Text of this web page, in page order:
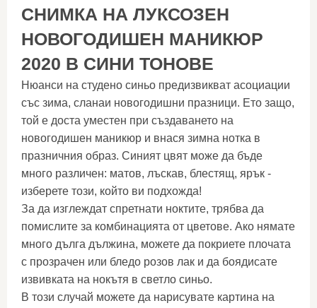
СНИМКА НА ЛУКСОЗЕН
НОВОГОДИШЕН МАНИКЮР
2020 В СИНИ ТОНОВЕ
Нюанси на студено синьо предизвикват асоциации
със зима, сланаи новогодишни празници. Ето защо,
той е доста уместен при създаването на
новогодишен маникюр и внася зимна нотка в
празничния образ. Синият цвят може да бъде
много различен: матов, лъскав, блестящ, ярък -
изберете този, който ви подхожда!
За да изглеждат спретнати ноктите, трябва да
помислите за комбинацията от цветове. Ако нямате
много дълга дължина, можете да покриете плочата
с прозрачен или бледо розов лак и да боядисате
извивката на нокътя в светло синьо.
В този случай можете да нарисувате картина на